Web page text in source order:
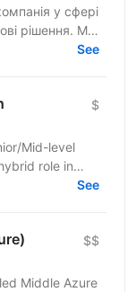
у сфері
рішення. Ми
системи з...See
$
Mid-level
role in
(closed...
See
$$
Middle Azure